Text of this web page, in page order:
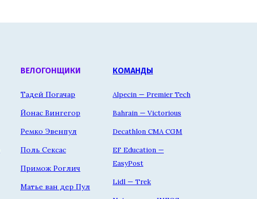
ВЕЛОГОНЩИКИ
Тадей Погачар
Йонас Вингегор
Ремко Эвенпул
Поль Сексас
Примож Роглич
Матье ван дер Пул
КОМАНДЫ
Alpecin — Premier Tech
Bahrain — Victorious
Decathlon CMA CGM
EF Education —
EasyPost
Lidl — Trek